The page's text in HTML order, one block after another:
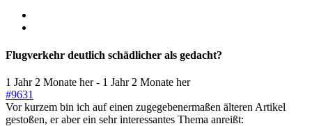
Flugverkehr deutlich schädlicher als gedacht?
1 Jahr 2 Monate her- 1 Jahr 2 Monate her
#9631
Vor kurzem bin ich auf einen zugegebenermaßen älteren Artikel
gestoßen, er aber ein sehr interessantes Thema anreißt: